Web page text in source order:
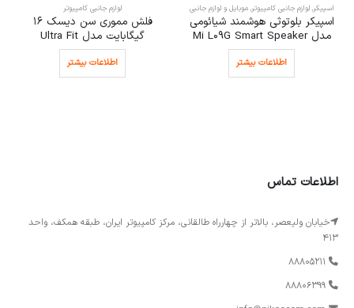
لوازم جانبی کامپیوتر
فلش مموری سن دیسک 16
گیگابایت مدل Ultra Fit
اطلاعات بیشتر
لوازم جانبی کامپیوتر
درایو DVD اکسترنال ایسوس مدل
SDRW-08D2S-U Lite
انتخاب گزینه ها
اطلاعات تماس
خیابان ولیعصر، بالاتر از چهارراه طالقانی، مرکز کامپیوتر ایران، طبقه همکف، واحد
413
88805211
88806399